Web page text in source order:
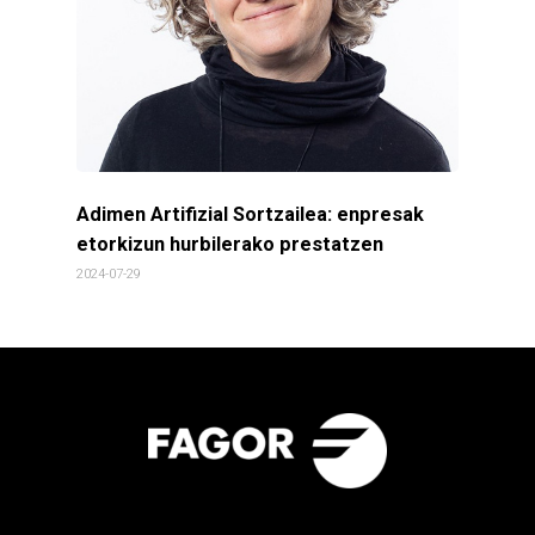
Adimen Artifizial Sortzailea: enpresak
etorkizun hurbilerako prestatzen
2024-07-29